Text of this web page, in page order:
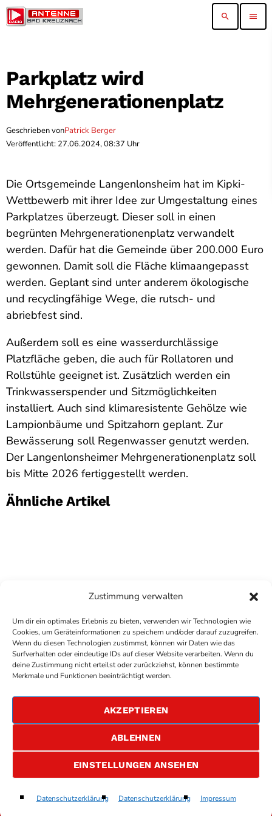
Zustimmung verwalten
Um dir ein optimales Erlebnis zu bieten, verwenden wir Technologien wie
Cookies, um Geräteinformationen zu speichern und/oder darauf zuzugreifen.
Wenn du diesen Technologien zustimmst, können wir Daten wie das
Surfverhalten oder eindeutige IDs auf dieser Website verarbeiten. Wenn du
deine Zustimmung nicht erteilst oder zurückziehst, können bestimmte
Merkmale und Funktionen beeinträchtigt werden.
AKZEPTIEREN
ABLEHNEN
EINSTELLUNGEN ANSEHEN
Datenschutzerklärung Datenschutzerklärung Impressum
play_arrow
Our House
search menu
Parkplatz wird
Mehrgenerationenplatz
Geschrieben vonPatrick Berger
Veröffentlicht: 27.06.2024, 08:37 Uhr
Die Ortsgemeinde Langenlonsheim hat im Kipki-
Wettbewerb mit ihrer Idee zur Umgestaltung eines
Parkplatzes überzeugt. Dieser soll in einen
begrünten Mehrgenerationenplatz verwandelt
werden. Dafür hat die Gemeinde über 200.000 Euro
gewonnen. Damit soll die Fläche klimaangepasst
werden. Geplant sind unter anderem ökologische
und recyclingfähige Wege, die rutsch- und
abriebfest sind.
Außerdem soll es eine wasserdurchlässige
Platzfläche geben, die auch für Rollatoren und
Rollstühle geeignet ist. Zusätzlich werden ein
Trinkwasserspender und Sitzmöglichkeiten
installiert. Auch sind klimaresistente Gehölze wie
Lampionbäume und Spitzahorn geplant. Zur
Bewässerung soll Regenwasser genutzt werden.
Der Langenlonsheimer Mehrgenerationenplatz soll
bis Mitte 2026 fertiggestellt werden.
Ähnliche Artikel
COPYRIGHTANTENNE BAD KREUZNACH
DATENSCHUTZERKLÄRUNG
ALLGEMEINE GESCHÄFTSBEDINGUNGEN
GEWINNSPIELBEDINGUNGEN